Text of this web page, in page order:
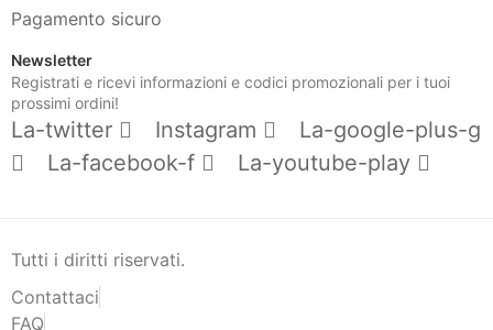
Pagamento sicuro
Newsletter
Registrati e ricevi informazioni e codici promozionali per i tuoi
prossimi ordini!
La-twitter Instagram
La-google-plus-g
La-facebook-f
La-youtube-play
Tutti i diritti riservati.
Contattaci
FAQ